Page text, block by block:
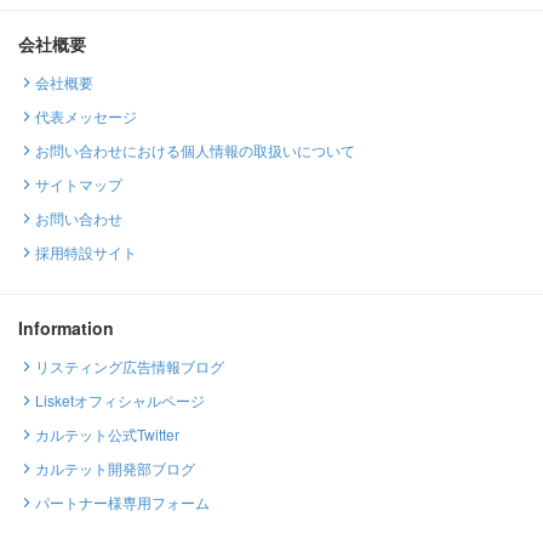
会社概要
会社概要
代表メッセージ
お問い合わせにおける個人情報の取扱いについて
サイトマップ
お問い合わせ
採用特設サイト
Information
リスティング広告情報ブログ
Lisketオフィシャルページ
カルテット公式Twitter
カルテット開発部ブログ
パートナー様専用フォーム